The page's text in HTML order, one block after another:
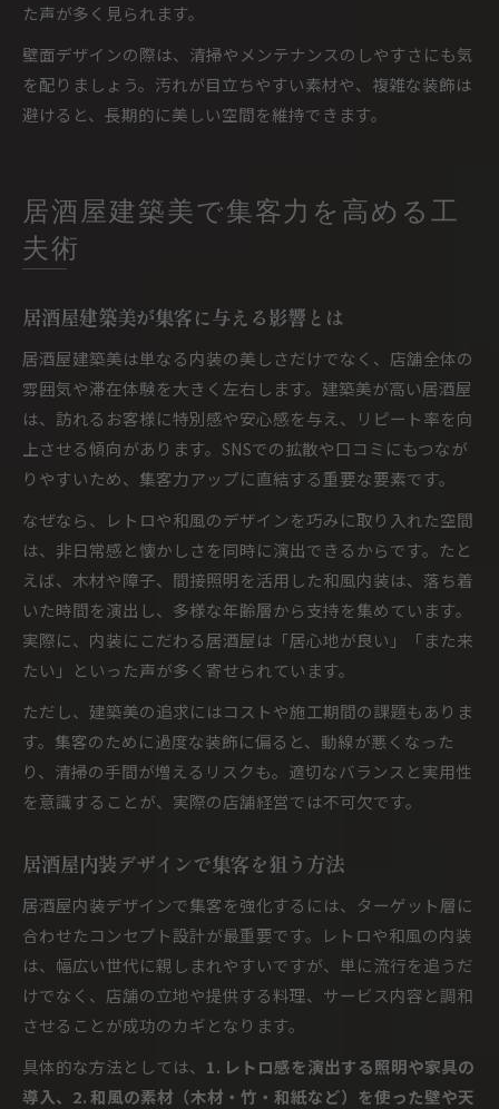
た声が多く見られます。
壁面デザインの際は、清掃やメンテナンスのしやすさにも気
を配りましょう。汚れが目立ちやすい素材や、複雑な装飾は
避けると、長期的に美しい空間を維持できます。
居酒屋建築美で集客力を高める工
夫術
居酒屋建築美が集客に与える影響とは
居酒屋建築美は単なる内装の美しさだけでなく、店舗全体の
雰囲気や滞在体験を大きく左右します。建築美が高い居酒屋
は、訪れるお客様に特別感や安心感を与え、リピート率を向
上させる傾向があります。SNSでの拡散や口コミにもつなが
りやすいため、集客力アップに直結する重要な要素です。
なぜなら、レトロや和風のデザインを巧みに取り入れた空間
は、非日常感と懐かしさを同時に演出できるからです。たと
えば、木材や障子、間接照明を活用した和風内装は、落ち着
いた時間を演出し、多様な年齢層から支持を集めています。
実際に、内装にこだわる居酒屋は「居心地が良い」「また来
たい」といった声が多く寄せられています。
ただし、建築美の追求にはコストや施工期間の課題もありま
す。集客のために過度な装飾に偏ると、動線が悪くなった
り、清掃の手間が増えるリスクも。適切なバランスと実用性
を意識することが、実際の店舗経営では不可欠です。
居酒屋内装デザインで集客を狙う方法
居酒屋内装デザインで集客を強化するには、ターゲット層に
合わせたコンセプト設計が最重要です。レトロや和風の内装
は、幅広い世代に親しまれやすいですが、単に流行を追うだ
けでなく、店舗の立地や提供する料理、サービス内容と調和
させることが成功のカギとなります。
具体的な方法としては、 1. レトロ感を演出する照明や家具の
導入、2. 和風の素材（木材・竹・和紙など）を使った壁や天